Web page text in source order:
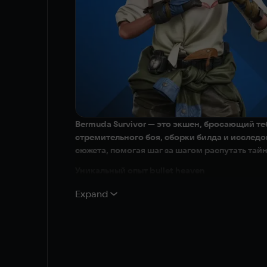
Bermuda Survivor — это экшен, бросающий
стремительного боя, сборки билда и
сюжета, помогая шаг за шагом распутать
Bermuda Survivor по-новому переосмысляет
Expand